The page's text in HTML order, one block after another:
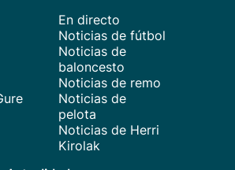
En directo
Noticias de fútbol
Noticias de
baloncesto
Noticias de remo
Noticias de
pelota
Noticias de Herri
Kirolak